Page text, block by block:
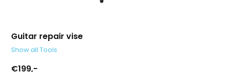
Guitar repair vise
Show all Tools
€199,-